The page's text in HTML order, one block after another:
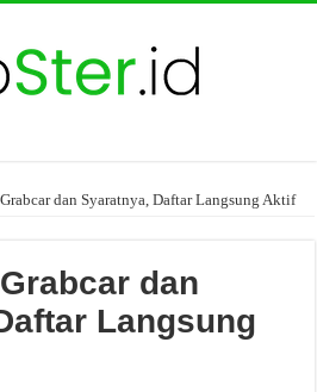
dan Syaratnya, Daftar Langsung Aktif
dan
Langsung